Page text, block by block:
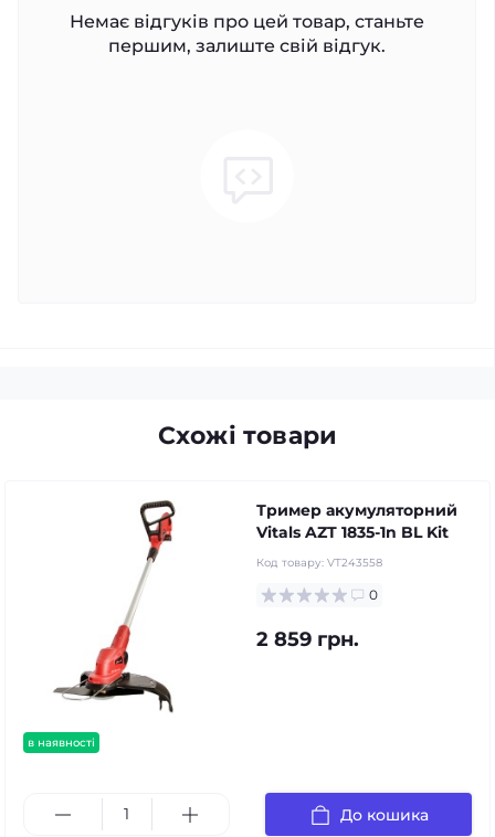
Немає відгуків про цей товар, станьте
першим, залиште свій відгук.
Схожі товари
в наявності
Тример акумуляторний
Vitals AZT 1835-1n BL Kit
Код товару: VT243558
0
2 859 грн.
До кошика